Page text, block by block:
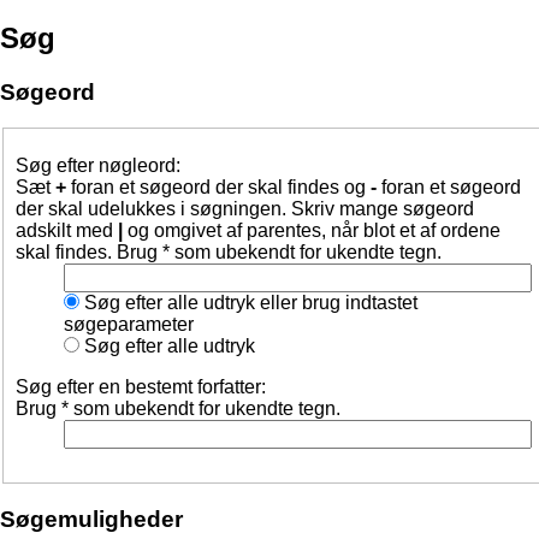
Søg
Søgeord
Søg efter nøgleord:
Sæt+ foran et søgeord der skal findes og - foran et søgeord
der skal udelukkes i søgningen. Skriv mange søgeord
adskilt med
og omgivet af parentes, når blot et af ordene
skal findes. Brug * som ubekendt for ukendte tegn.
Søg efter alle udtryk eller brug indtastet
søgeparameter
Søg efter alle udtryk
Søg efter en bestemt forfatter:
Brug * som ubekendt for ukendte tegn.
Søgemuligheder